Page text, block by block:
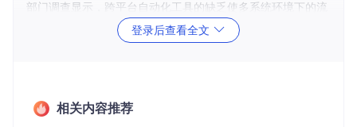
部门调查显示，跨平台自动化工具的缺乏使多系统环境下的流
程标准化成本增加40%。传统解决方案要么依赖复杂的脚本编
写，要么受限于单一操作系统，难以满足现代办公环境的多样
核心突破：相对坐标系统与跨平台架构的技术革
登录后查看全文
相关内容推荐